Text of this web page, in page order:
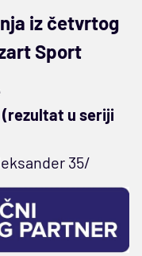
iz četvrtog
Sport
(rezultat u seriji
35/